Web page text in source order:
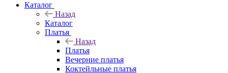
Каталог
Назад
Каталог
Платья
Назад
Платья
Вечерние платья
Коктейльные платья